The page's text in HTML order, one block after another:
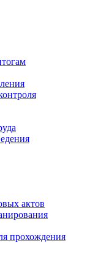
актов
прохождения